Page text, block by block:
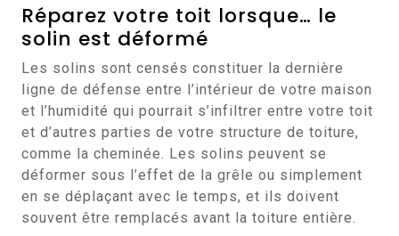
Réparez votre toit lorsque… le
solin est déformé
Les solins sont censés constituer la dernière
ligne de défense entre l’intérieur de votre maison
et l’humidité qui pourrait s’infiltrer entre votre toit
et d’autres parties de votre structure de toiture,
comme la cheminée. Les solins peuvent se
déformer sous l’effet de la grêle ou simplement
en se déplaçant avec le temps, et ils doivent
souvent être remplacés avant la toiture entière.